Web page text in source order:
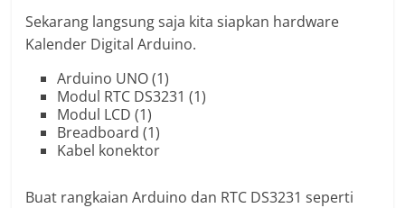
Sekarang langsung saja kita siapkan hardware
Kalender Digital Arduino.
Arduino UNO (1)
Modul RTC DS3231 (1)
Modul LCD (1)
Breadboard (1)
Kabel konektor
Buat rangkaian Arduino dan RTC DS3231 seperti